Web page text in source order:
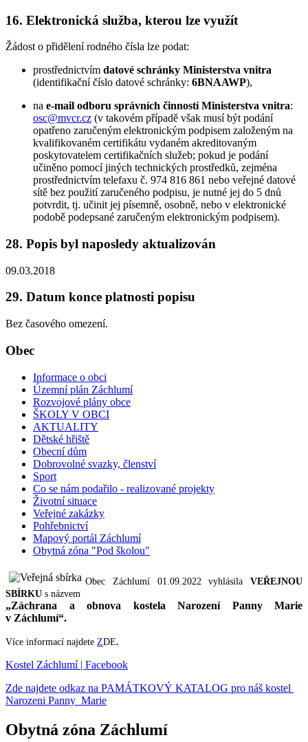
16. Elektronická služba, kterou lze využít
Žádost o přidělení rodného čísla lze podat:
prostřednictvím datové schránky Ministerstva vnitra
(identifikační číslo datové schránky: 6BNAAWP),
na e-mail odboru správních činností Ministerstva vnitra:
osc@mvcr.cz (v takovém případě však musí být podání
opatřeno zaručeným elektronickým podpisem založeným na
kvalifikovaném certifikátu vydaném akreditovaným
poskytovatelem certifikačních služeb; pokud je podání
učiněno pomocí jiných technických prostředků, zejména
prostřednictvím telefaxu č. 974 816 861 nebo veřejné datové
sítě bez použití zaručeného podpisu, je nutné jej do 5 dnů
potvrdit, tj. učinit jej písemně, osobně, nebo v elektronické
podobě podepsané zaručeným elektronickým podpisem).
28. Popis byl naposledy aktualizován
09.03.2018
29. Datum konce platnosti popisu
Bez časového omezení.
Obec
Informace o obci
Územní plán Záchlumí
Rozvojové plány obce
ŠKOLY V OBCI
AKTUALITY
Dětské hřiště
Obecní dům
Dobrovolné svazky, členství
Sport
Co se nám podařilo - realizované projekty
Životní situace
Veřejné zakázky
Pohřebnictví
Mapový portál Záchlumí
Obytná zóna "Pod školou"
Obec Záchlumí 01.09.2022 vyhlásila VEŘEJNOU
SBÍRKU s názvem
„Záchrana a obnova kostela Narození Panny Marie
v Záchlumí“.
Více informací najdete ZDE.
Kostel Záchlumí | Facebook
Zde najdete odkaz na PAMÁTKOVÝ KATALOG pro náš kostel
Narozeni Panny Marie
Obytná zóna Záchlumí